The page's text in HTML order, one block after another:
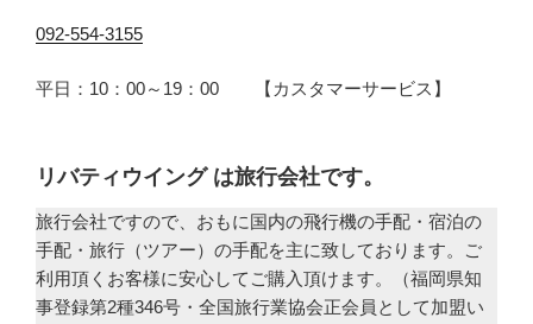
092-554-3155
平日：10：00～19：00 【カスタマーサービス】
リバティウイング は旅行会社です。
旅行会社ですので、おもに国内の飛行機の手配・宿泊の
手配・旅行（ツアー）の手配を主に致しております。ご
利用頂くお客様に安心してご購入頂けます。（福岡県知
事登録第2種346号・全国旅行業協会正会員として加盟い